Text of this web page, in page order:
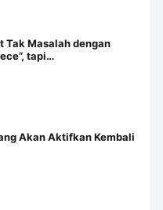
Tak Masalah dengan
tapi…
Akan Aktifkan Kembali